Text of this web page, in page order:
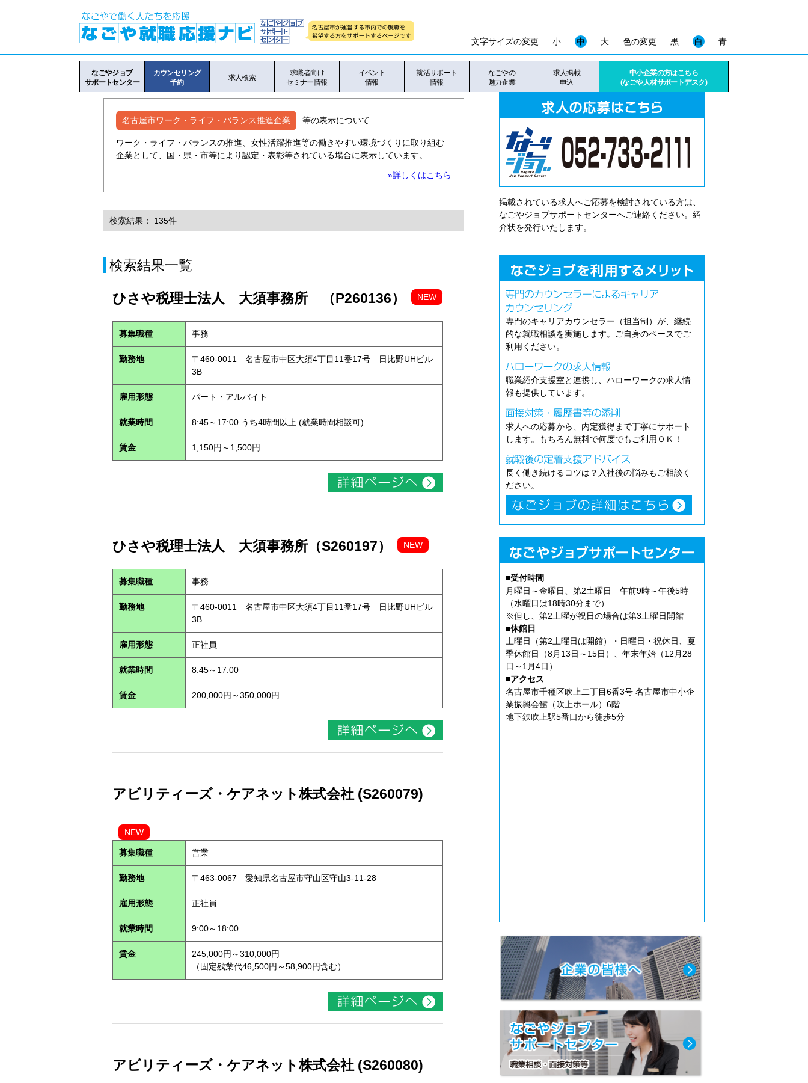
色の変更 黒 白 青
文字サイズの変更 小 中 大
なごやジョブ
サポートセンター
カウンセリング
予約
求人検索
求職者向け
セミナー情報
イベント
情報
就活サポート
情報
なごやの
魅力企業
求人掲載
申込
中小企業の方はこちら
(なごや人材サポートデスク)
名古屋市ワーク・ライフ・バランス推進企業 等の表示について
ワーク・ライフ・バランスの推進、女性活躍推進等の働きやすい環境づくりに取り組む
企業として、国・県・市等により認定・表彰等されている場合に表示しています。
»詳しくはこちら
検索結果： 135件
検索結果一覧
ひさや税理士法人 大須事務所 （P260136） NEW
募集職種 事務
勤務地
〒460-0011 名古屋市中区大須4丁目11番17号 日比野UHビル
3B
雇用形態 パート・アルバイト
就業時間 8:45～17:00 うち4時間以上 (就業時間相談可)
賃金 1,150円～1,500円
ひさや税理士法人 大須事務所（S260197） NEW
募集職種 事務
勤務地
〒460-0011 名古屋市中区大須4丁目11番17号 日比野UHビル
3B
雇用形態 正社員
就業時間 8:45～17:00
賃金 200,000円～350,000円
アビリティーズ・ケアネット株式会社 (S260079)
NEW
募集職種 営業
勤務地 〒463-0067 愛知県名古屋市守山区守山3-11-28
雇用形態 正社員
就業時間 9:00～18:00
賃金
245,000円～310,000円
（固定残業代46,500円～58,900円含む）
アビリティーズ・ケアネット株式会社 (S260080)
掲載されている求人へご応募を検討されている方は、
なごやジョブサポートセンターへご連絡ください。紹
介状を発行いたします。
専門のキャリアカウンセラー（担当制）が、継続
的な就職相談を実施します。ご自身のペースでご
利用ください。
職業紹介支援室と連携し、ハローワークの求人情
報も提供しています。
求人への応募から、内定獲得まで丁寧にサポート
します。もちろん無料で何度でもご利用ＯＫ！
長く働き続けるコツは？入社後の悩みもご相談く
ださい。
■受付時間
月曜日～金曜日、第2土曜日 午前9時～午後5時
（水曜日は18時30分まで）
※但し、第2土曜が祝日の場合は第3土曜日開館
■休館日
土曜日（第2土曜日は開館）・日曜日・祝休日、夏
季休館日（8月13日～15日）、年末年始（12月28
日～1月4日）
■アクセス
名古屋市千種区吹上二丁目6番3号 名古屋市中小企
業振興会館（吹上ホール）6階
地下鉄吹上駅5番口から徒歩5分